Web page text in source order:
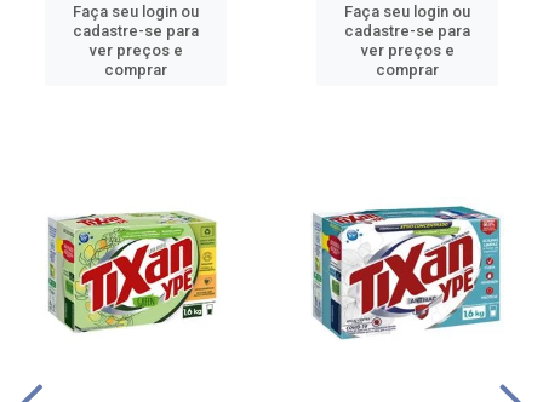
Faça seu login ou
cadastre-se para
ver preços e
comprar
Faça seu login ou
cadastre-se para
ver preços e
comprar